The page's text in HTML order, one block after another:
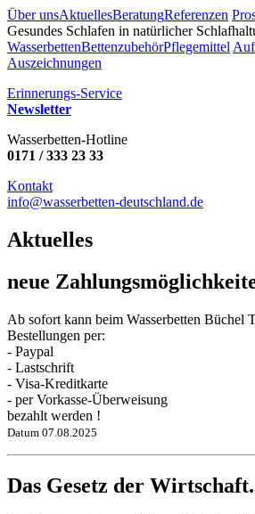
Über unsAktuellesBeratungReferenzen
Gesundes Schlafen in natürlicher
WasserbettenBettenzubehörPflegemittel
Auszeichnungen
Erinnerungs-Service
Newsletter
Wasserbetten-Hotline
0171 / 333 23 33
Kontakt
info@wasserbetten-deutschland.de
Aktuelles
neue
Ab sofort kann beim Wasserbetten Büchel
Bestellungen per:
- Paypal
- Lastschrift
- Visa-Kreditkarte
- per Vorkasse-Überweisung
bezahlt werden !
Datum 07.08.2025
Das Gesetz der